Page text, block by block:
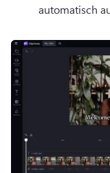
automatisch